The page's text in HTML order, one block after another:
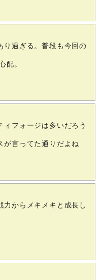
り過ぎる。普段も今回の
配。
フォージは多いだろう
が言ってた通りだよね
力からメキメキと成長し